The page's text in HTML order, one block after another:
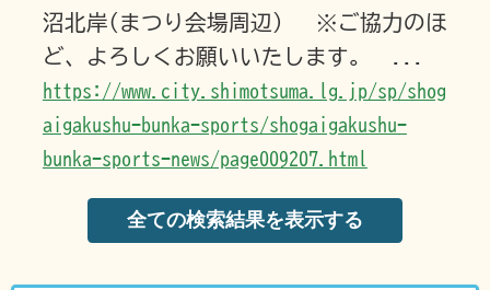
沼北岸(まつり会場周辺) ※ご協力のほ
ど、よろしくお願いいたします。 ...
https://www.city.shimotsuma.lg.jp/sp/shog
aigakushu-bunka-sports/shogaigakushu-
bunka-sports-news/page009207.html